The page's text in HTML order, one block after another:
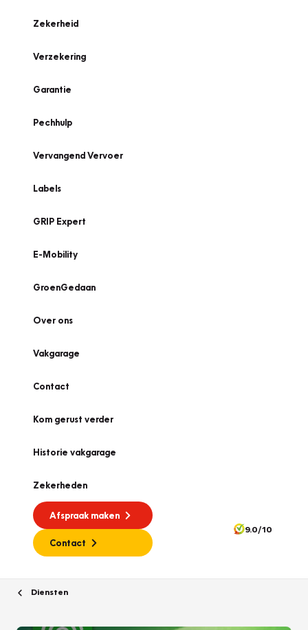
Zekerheid
Verzekering
Garantie
Pechhulp
Vervangend Vervoer
Labels
GRIP Expert
E-Mobility
GroenGedaan
Over ons
Vakgarage
Contact
Kom gerust verder
Historie vakgarage
Zekerheden
Afspraak maken
Contact
9.0/10
Diensten